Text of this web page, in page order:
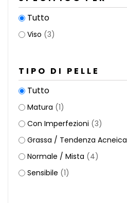
Tutto
Viso (3)
TIPO DI PELLE
Tutto
Matura (1)
Con Imperfezioni (3)
Grassa / Tendenza Acneica
Normale / Mista (4)
Sensibile (1)